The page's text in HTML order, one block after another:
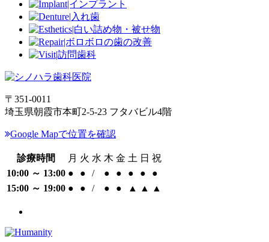
〒351-0011
埼玉県朝霞市本町2-5-23 フタバビル4階
Google Mapで位置を確認
診療時間 月 火 水 木 金 土 日 祝
10:00 ～ 13:00 ● ● / ● ● ● ●
●
15:00 ～ 19:00 ● ● / ● ● ▲ ▲ ▲